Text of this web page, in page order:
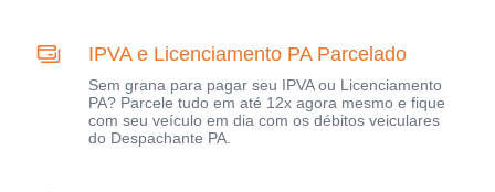
IPVA e Licenciamento PA Parcelado
Sem grana para pagar seu IPVA ou Licenciamento
PA? Parcele tudo em até 12x agora mesmo e fique
com seu veículo em dia com os débitos veiculares
do Despachante PA.